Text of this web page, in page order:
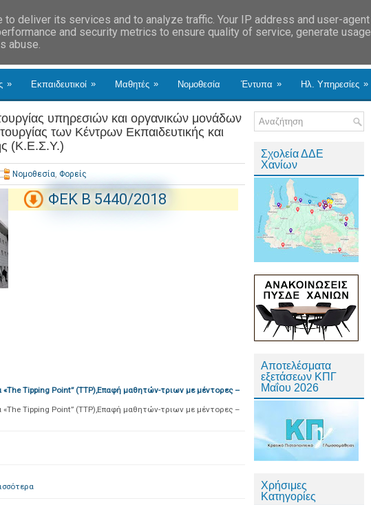
» Εκπαιδευτικοί » Μαθητές » Νομοθεσία Έντυπα » Ηλ. Υπηρεσίες »
υπηρεσιών και οργανικών μονάδων
των Κέντρων Εκπαιδευτικής και
(Κ.Ε.Σ.Υ.)
Νομοθεσία, Φορείς
ΦΕΚ B 5440/2018
Tipping Point” (TTP),Επαφή μαθητών-τριων με μέντορες –
Tipping Point” (TTP),Επαφή μαθητών-τριων με μέντορες –
Σχολεία ΔΔΕ
Χανίων
Αποτελέσματα
εξετάσεων ΚΠΓ
Μαΐου 2026
Χρήσιμες
Κατηγορίες
deliver its services and to analyze traffic. Your IP address and user-agent
and security metrics to ensure quality of service, generate usage
abuse.